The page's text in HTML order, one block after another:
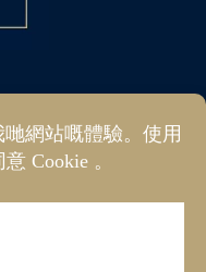
07400 288187